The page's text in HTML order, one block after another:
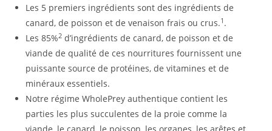
Les 5 premiers ingrédients sont des ingrédients de
canard, de poisson et de venaison frais ou crus.1 .
Les 85%2 d’ingrédients de canard, de poisson et de
viande de qualité de ces nourritures fournissent une
puissante source de protéines, de vitamines et de
minéraux essentiels.
Notre régime WholePrey authentique contient les
parties les plus succulentes de la proie comme la